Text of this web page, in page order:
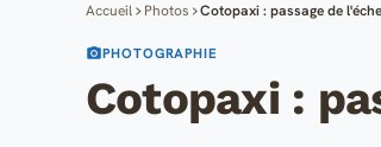
Accueil Photos Cotopaxi : passage de
PHOTOGRAPHIE
Cotopaxi :